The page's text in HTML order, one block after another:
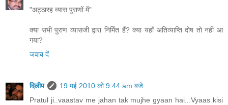
"अट्ठारह व्यास पुराणों में"
क्या सभी पुराण व्यासजी द्वारा निर्मित हैं? क्या यहाँ अतिव्याप्ति दोष तो नहीं आ
गया?
जवाब दें
दिलीप
19 मई 2010 को 9:44 am बजे
Pratul ji..vaastav me jahan tak mujhe gyaan hai...Vyaas kisi